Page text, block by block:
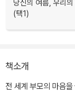
당신의 여름, 우리
(택1)
책소개
전 세계 부모의 마음